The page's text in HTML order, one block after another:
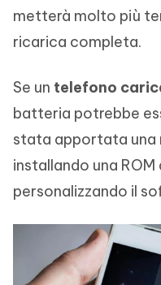
metterà molto più
ricarica completa.
Se un telefono
batteria potrebbe
stata apportata una
installando una
personalizzando il